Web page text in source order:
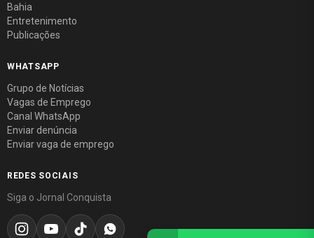
Bahia
Entretenimento
Publicações
WHATSAPP
Grupo de Notícias
Vagas de Emprego
Canal WhatsApp
Enviar denúncia
Enviar vaga de emprego
REDES SOCIAIS
Siga o Jornal Conquista